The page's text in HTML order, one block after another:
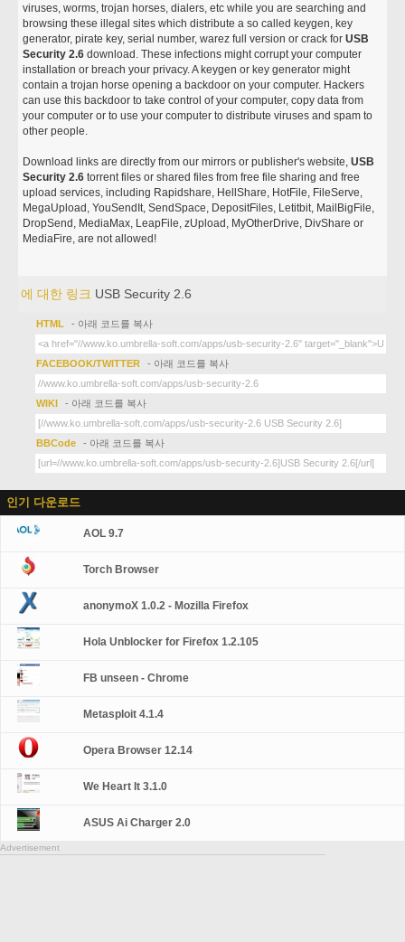
viruses, worms, trojan horses, dialers, etc while you are searching and
browsing these illegal sites which distribute a so called keygen, key
generator, pirate key, serial number, warez full version or crack forUSB
Security 2.6 download. These infections might corrupt your computer
installation or breach your privacy. A keygen or key generator might
contain a trojan horse opening a backdoor on your computer. Hackers
can use this backdoor to take control of your computer, copy data from
your computer or to use your computer to distribute viruses and spam to
other people.
Download links are directly from our mirrors or publisher's website,USB
Security 2.6 torrent files or shared files from free file sharing and free
upload services, including Rapidshare, HellShare, HotFile, FileServe,
MegaUpload, YouSendIt, SendSpace, DepositFiles, Letitbit, MailBigFile,
DropSend, MediaMax, LeapFile, zUpload, MyOtherDrive, DivShare or
MediaFire, are not allowed!
에 대한 링크 USB Security 2.6
HTML - 아래 코드를 복사
FACEBOOK/TWITTER - 아래 코드를 복사
WIKI - 아래 코드를 복사
BBCode - 아래 코드를 복사
인기 다운로드
AOL 9.7
Torch Browser
anonymoX 1.0.2 - Mozilla Firefox
Hola Unblocker for Firefox 1.2.105
FB unseen - Chrome
Metasploit 4.1.4
Opera Browser 12.14
We Heart It 3.1.0
ASUS Ai Charger 2.0
Advertisement